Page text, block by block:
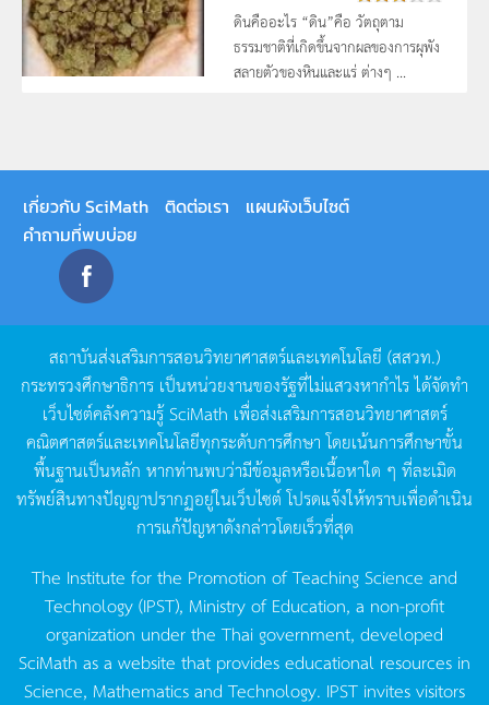
ดินคืออะไร “ดิน”คือ วัตถุตาม
ธรรมชาติที่เกิดขึ้นจากผลของการผุพัง
สลายตัวของหินและแร่ ต่างๆ ...
เกี่ยวกับ SciMath ติดต่อเรา
แผนผังเว็บไซต์
คำถามที่พบบ่อย
สถาบันส่งเสริมการสอนวิทยาศาสตร์และเทคโนโลยี (สสวท.)
กระทรวงศึกษาธิการ เป็นหน่วยงานของรัฐที่ไม่แสวงหากำไรได้จัดทำ
เว็บไซต์คลังความรู้SciMath เพื่อส่งเสริมการสอนวิทยาศาสตร์
คณิตศาสตร์และเทคโนโลยีทุกระดับการศึกษา โดยเน้นการศึกษาขั้น
พื้นฐานเป็นหลัก หากท่านพบว่ามีข้อมูลหรือเนื้อหาใด ๆ ที่ละเมิด
ทรัพย์สินทางปัญญาปรากฏอยู่ในเว็บไซต์โปรดแจ้งให้ทราบเพื่อดำเนิน
การแก้ปัญหาดังกล่าวโดยเร็วที่สุด
The Institute for the Promotion of Teaching Science and
Technology (IPST), Ministry of Education, a non-profit
organization under the Thai government, developed
SciMath as a website that provides educational resources in
Science, Mathematics and Technology. IPST invites visitors